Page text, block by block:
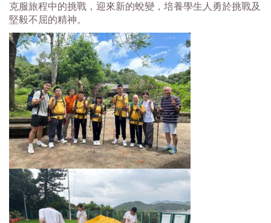
克服旅程中的挑戰，迎來新的蛻變，培養學生人勇於挑戰及
堅毅不屈的精神。